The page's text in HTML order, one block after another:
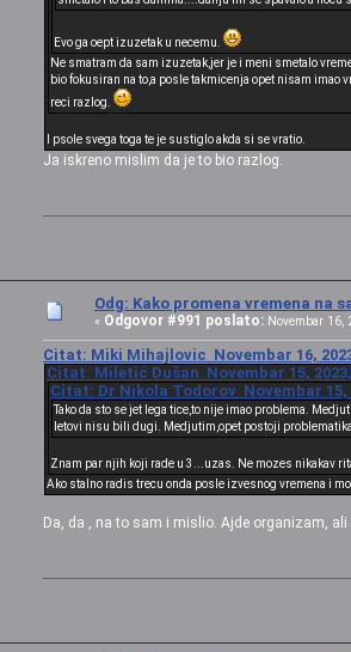
Evo ga oept izuzetak u necemu.
Ne smatram da sam izuzetak,jer je i meni smetalo
bio fokusiran na to,a posle takmicenja opet nisam
reci razlog.
I psole svega toga te je sustiglo akda si se vratio.
Ja iskreno mislim da je to bio razlog.
Odg: Kako promena vremena na
« Odgovor #991 poslato: Novembar 16,
Citat: Miki Mihajlovic Novembar 16,
Citat: Miletić Dušan Novembar 15,
Citat: Dr Nikola Todorov Novembar 15,
Tako da sto se jet lega tice,to nije imao problema.
letovi nisu bili dugi. Medjutim,opet postoji
Znam par njih koji rade u 3...uzas. Ne mozes nikakav
Ako stalno radis trecu onda posle izvesnog vremena i
Da, da , na to sam i mislio. Ajde organizam,